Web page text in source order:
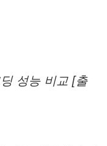
성능 비교 [출